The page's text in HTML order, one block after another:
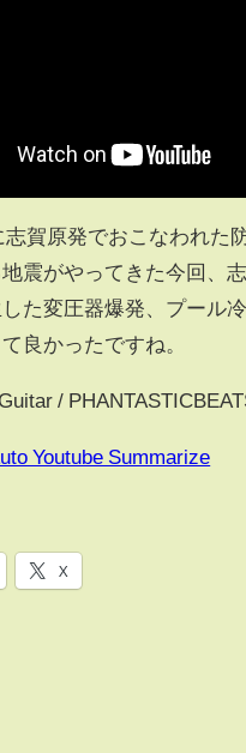
志賀原発でおこなわれた
震がやってきた今回、
た変圧器爆発、プール
良かったですね。
/
Youtube Summarize
X